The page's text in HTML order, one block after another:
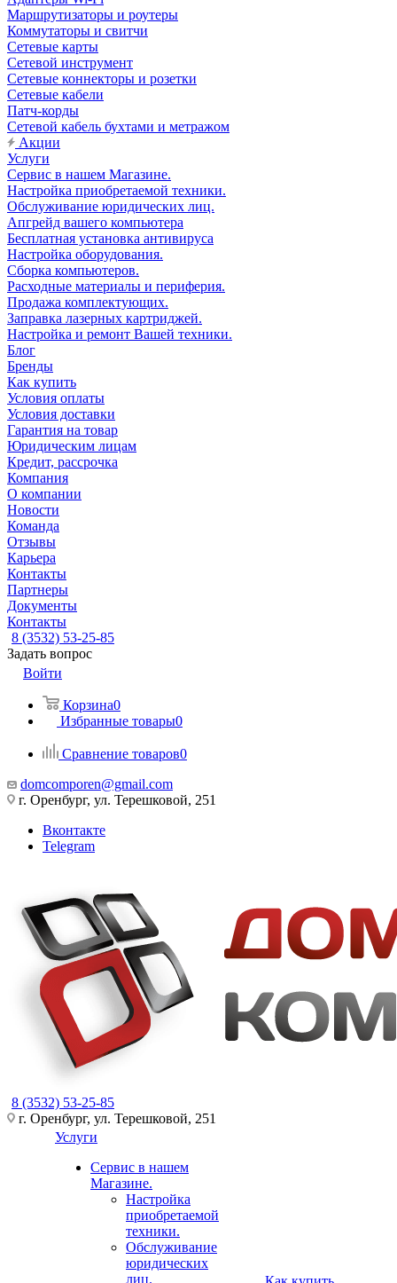
Маршрутизаторы и роутеры
Коммутаторы и свитчи
Сетевые карты
Сетевой инструмент
Сетевые коннекторы и розетки
Сетевые кабели
Патч-корды
Сетевой кабель бухтами и метражом
Акции
Услуги
Сервис в нашем Магазине.
Настройка приобретаемой техники.
Обслуживание юридических лиц.
Апгрейд вашего компьютера
Бесплатная установка антивируса
Настройка оборудования.
Сборка компьютеров.
Расходные материалы и периферия.
Продажа комплектующих.
Заправка лазерных картриджей.
Настройка и ремонт Вашей техники.
Блог
Бренды
Как купить
Условия оплаты
Условия доставки
Гарантия на товар
Юридическим лицам
Кредит, рассрочка
Компания
О компании
Новости
Команда
Отзывы
Карьера
Контакты
Партнеры
Документы
Контакты
8 (3532) 53-25-85
Задать вопрос
Войти
Корзина0
Избранные товары0
Сравнение товаров0
domcomporen@gmail.com
г. Оренбург, ул. Терешковой, 251
Вконтакте
Telegram
8 (3532) 53-25-85
г. Оренбург, ул. Терешковой, 251
Услуги
Сервис в нашем
Магазине.
Настройка
приобретаемой
техники.
Обслуживание
юридических
лиц.